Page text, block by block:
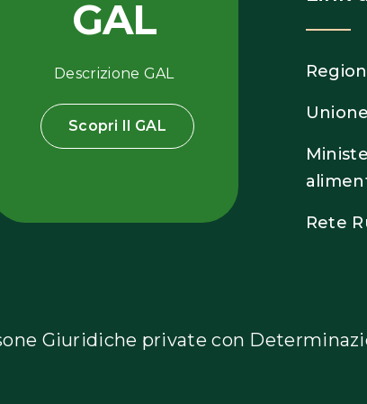
GAL
Descrizione GAL
Scopri Il GAL
Rete
Giuridiche private con